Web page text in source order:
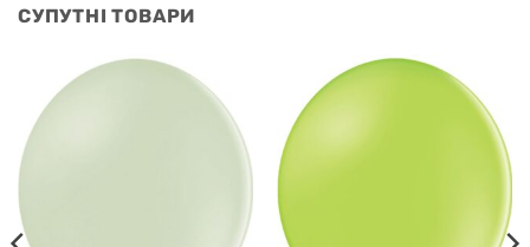
СУПУТНІ ТОВАРИ